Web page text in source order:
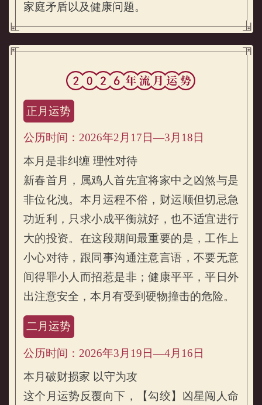
家庭矛盾以及健康问题。
属鸡的人2026年流月运势
正月运势
公历时间：2026年2月17日—3月18日
本月是非纠缠 理性对待
新春首月，属鸡人首先宜将家中之凶煞与是
非位化洩。本月运程不俗，财运顺但切忌急
功近利，只求小成平衡就好，也不适宜进行
大的投资。在这段期间最重要的是，工作上
小心对待，跟同事沟通注意言语，不要无意
间得罪小人而招惹是非；健康平平，平日外
出注意安全，本月有受到硬物撞击的危险。
二月运势
公历时间：2026年3月19日—4月16日
本月破财损家 以守为攻
这个月运势反覆向下，【勾绞】凶星闯人命